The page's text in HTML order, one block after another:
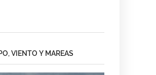
VIENTO Y MAREAS